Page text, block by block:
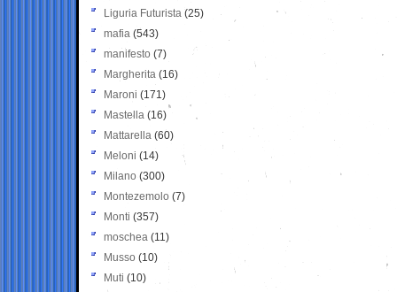
Liguria Futurista (25)
mafia (543)
manifesto (7)
Margherita (16)
Maroni (171)
Mastella (16)
Mattarella (60)
Meloni (14)
Milano (300)
Montezemolo (7)
Monti (357)
moschea (11)
Musso (10)
Muti (10)